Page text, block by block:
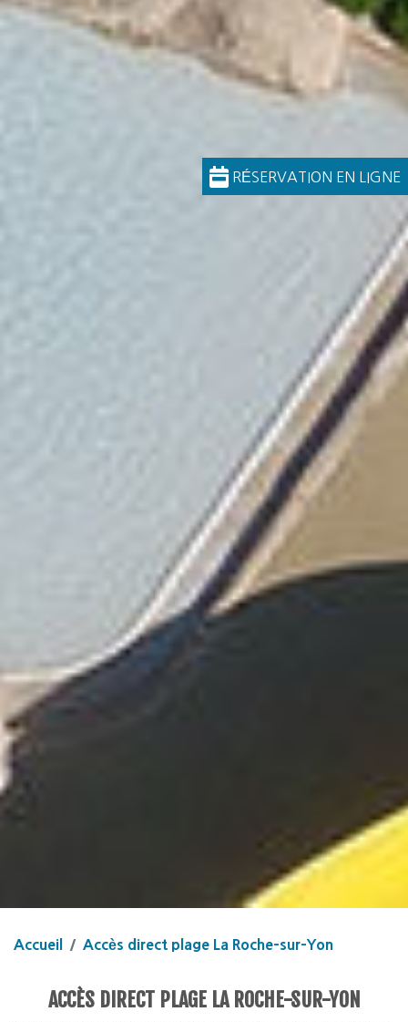
RÉSERVATION EN LIGNE
Accueil Accès direct plage La Roche-sur-Yon
ACCÈS DIRECT PLAGE LA ROCHE-SUR-YON